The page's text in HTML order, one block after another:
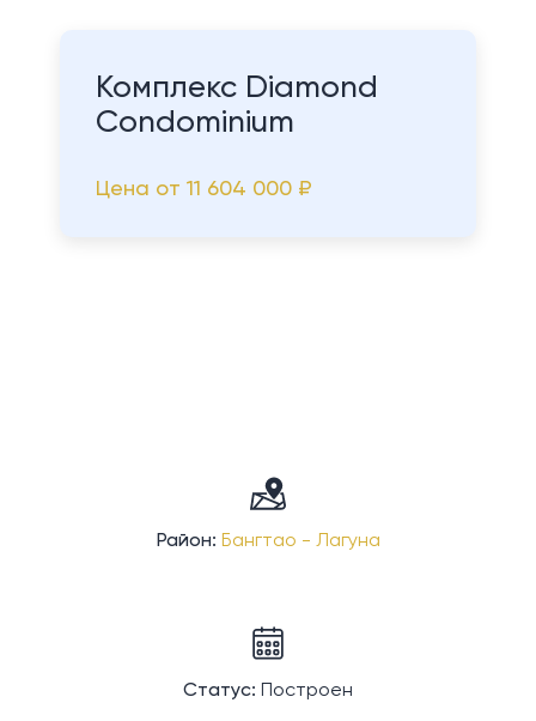
Комплекс Diamond
Condominium
Цена от 11 604 000 ₽
Район: Бангтао - Лагуна
Статус: Построен